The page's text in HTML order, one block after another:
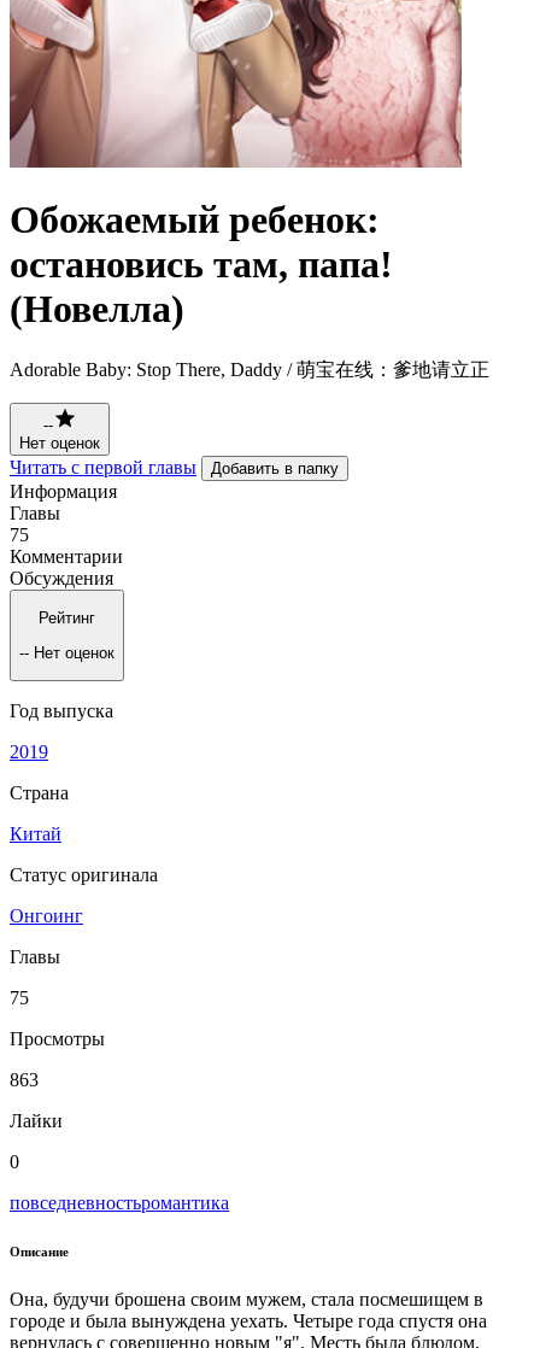
Обожаемый ребенок:
остановись там, папа!
(Новелла)
Adorable Baby: Stop There, Daddy / 萌宝在线：爹地请立正
--
Нет оценок
Читать с первой главы Добавить в папку
Информация
Главы
75
Комментарии
Обсуждения
Рейтинг
-- Нет оценок
Год выпуска
2019
Страна
Китай
Статус оригинала
Онгоинг
Главы
75
Просмотры
863
Лайки
0
повседневностьромантика
Описание
Она, будучи брошена своим мужем, стала посмешищем в
городе и была вынуждена уехать. Четыре года спустя она
вернулась с совершенно новым "я". Месть была блюдом,